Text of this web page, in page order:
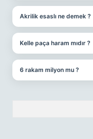
Akrilik esaslı ne demek ?
Kelle paça haram mıdır ?
6 rakam milyon mu ?